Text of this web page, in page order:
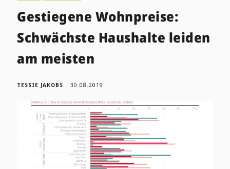
Gestiegene Wohnpreise:
Schwächste Haushalte leiden
am meisten
TESSIE JAKOBS 30.08.2019